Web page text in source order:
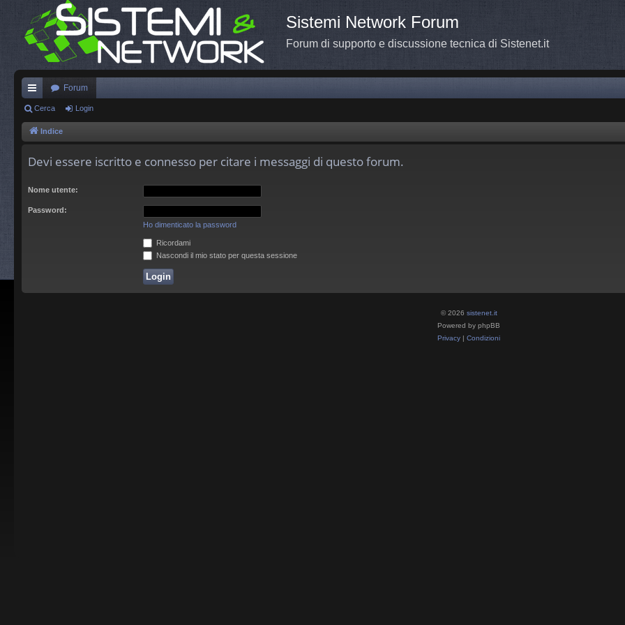
Sistemi Network Forum
Forum di supporto e discussione tecnica di Sistenet.it
oll
eg
en
ti
Forum
Cerca Login
Indice
Devi essere iscritto e connesso per citare i messaggi di questo forum.
Nome utente:
Password:
Ho dimenticato la password
Ricordami
Nascondi il mio stato per questa sessione
© 2026 sistenet.it
Powered by phpBB
Privacy | Condizioni